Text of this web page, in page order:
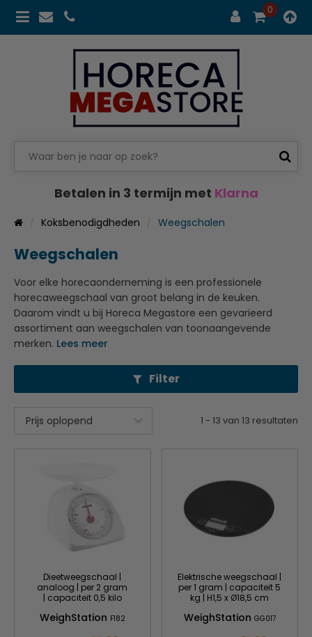
0
Betalen in 3 termijn met Klarna
Koksbenodigdheden Weegschalen
Weegschalen
Voor elke horecaonderneming is een professionele
horecaweegschaal van groot belang in de keuken.
Daarom vindt u bij Horeca Megastore een gevarieerd
assortiment aan weegschalen van toonaangevende
merken. Lees meer
Filter
1 - 13 van 13 resultaten
Dieetweegschaal |
analoog | per 2 gram
| capaciteit 0,5 kilo
WeighStation F182
Elektrische weegschaal |
per 1 gram | capaciteit 5
kg | H1,5 x Ø18,5 cm
WeighStation GG017